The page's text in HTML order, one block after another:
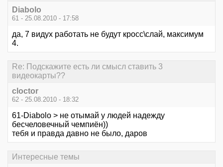
Diabolo
61 - 25.08.2010 - 17:58
да, 7 видух работать не будут кросс\слай, максимум
4.
Re: Подскажите есть ли смысл ставить 3
видеокарты??
cloctor
62 - 25.08.2010 - 18:32
61-Diabolo > не отымай у людей надежду
бесчеловечный чемпиён))
тебя и правда давно не было, даров
Интересные темы